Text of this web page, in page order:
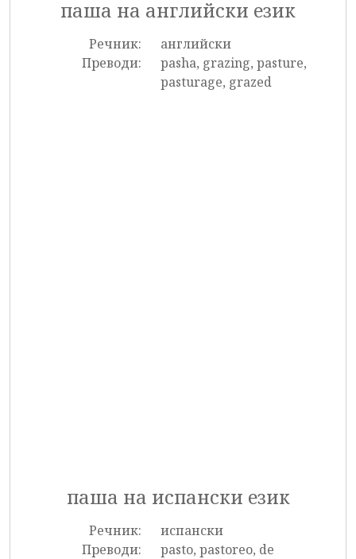
паша на английски език
Речник:
английски
Преводи:
pasha, grazing, pasture,
pasturage, grazed
паша на испански език
Речник:
испански
Преводи:
pasto, pastoreo, de